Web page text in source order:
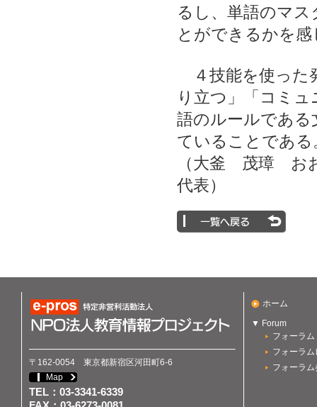
るし、単語のマ
とができるかを
４技能を使った
り立つ」「コミ
語のルールであ
ていることである
（大釜 茂璋 お
代表）
〒162-0054 東京都新宿区河田町6-6
Map
TEL：03-3341-6339
ホーム
▼ Forum
フォーラ
フォーラ
フォーラ